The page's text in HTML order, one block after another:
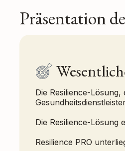
Präsentation
Die Resilience-
Die Resilience-Lösung
Resilience PRO